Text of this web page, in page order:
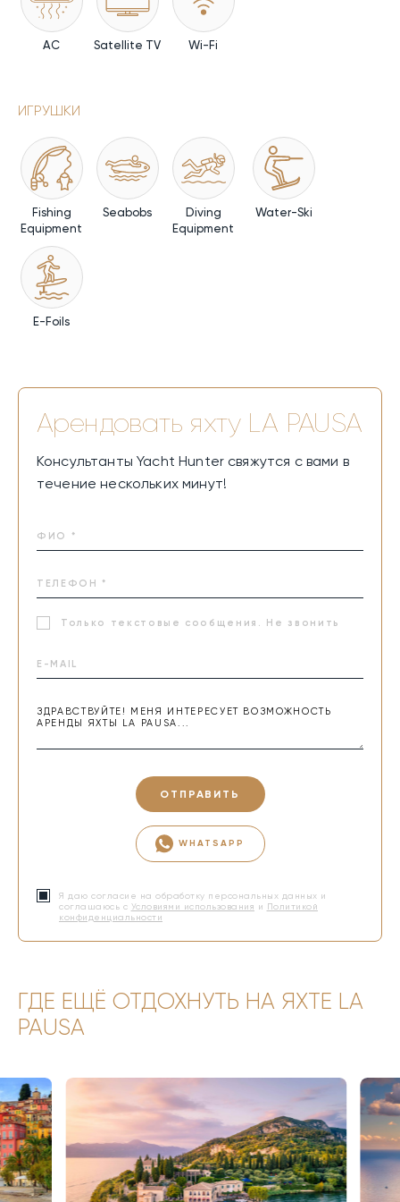
AC Satellite TV Wi-Fi
ИГРУШКИ
Fishing
Equipment
Seabobs
Diving
Equipment
Water-Ski
E-Foils
Арендовать яхту LA PAUSA
Консультанты Yacht Hunter свяжутся с вами в
течение нескольких минут!
Только текстовые сообщения. Не звонить
ОТПРАВИТЬ
WHATSAPP
Я даю согласие на обработку персональных данных и
соглашаюсь с Условиями использования и Политикой
конфиденциальности
ГДЕ ЕЩЁ ОТДОХНУТЬ НА ЯХТЕ LA
PAUSA